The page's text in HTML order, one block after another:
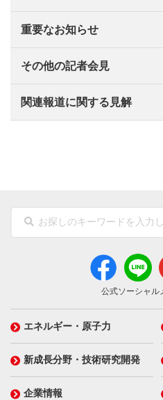
重要なお知らせ
その他の記者会見
関連報道に関する見解
公式ソーシャル
エネルギー・原子力
新成長分野・技術研究開発
企業情報